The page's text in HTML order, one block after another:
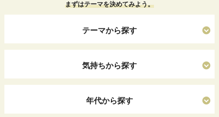
まずはテーマを決めてみよう。
テーマから探す
気持ちから探す
年代から探す